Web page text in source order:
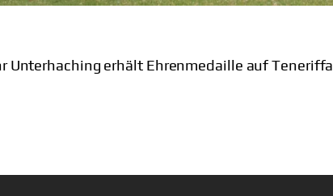
Unterhaching erhält Ehrenmedaille auf Teneriffa